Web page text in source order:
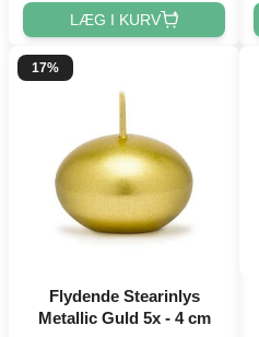
LÆG I KURV
17%
Flydende Stearinlys
Metallic Guld 5x - 4 cm